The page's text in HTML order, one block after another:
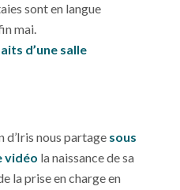
sont en langue
mai.
d’une salle
d’Iris nous partagesous
vidéo la naissance de sa
la prise en charge en